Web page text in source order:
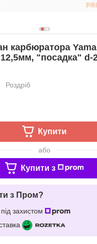
карбюратора
12,5мм, "посадка" d-
Роздріб
Купити
або
Купити з
з Пром?
захистом